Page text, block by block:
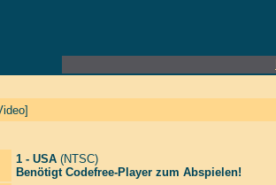
1 - USA (NTSC)
Benötigt Codefree-Player zum Abspielen!